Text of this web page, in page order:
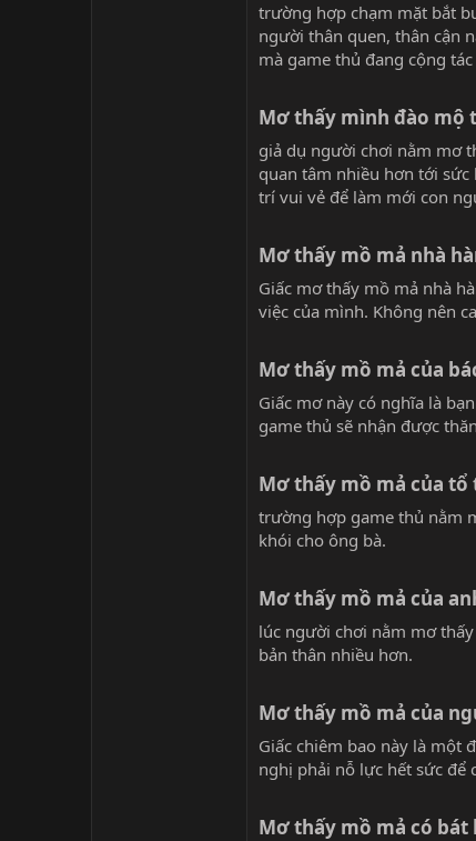
trường hợp chạm mặt bắt
người thân quen, thân cận
mà game thủ đang cộng
Mơ thấy mình đào mộ
giả dụ người chơi nằm mơ
quan tâm nhiều hơn tới
trí vui vẻ để làm mới con
Mơ thấy mồ mả nhà
Giấc mơ thấy mồ mả nhà
việc của mình. Không nên
Mơ thấy mồ mả của
Giấc mơ này có nghĩa là
game thủ sẽ nhận được
Mơ thấy mồ mả của
trường hợp game thủ nằm
khói cho ông bà.
Mơ thấy mồ mả của
lúc người chơi nằm mơ
bản thân nhiều hơn.
Mơ thấy mồ mả của
Giấc chiêm bao này là một
nghị phải nỗ lực hết sức để
Mơ thấy mồ mả có bát